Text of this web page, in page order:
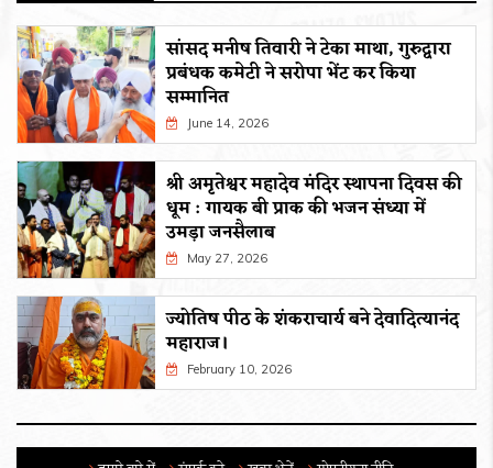
सांसद मनीष तिवारी ने टेका माथा, गुरुद्वारा
प्रबंधक कमेटी ने सरोपा भेंट कर किया
सम्मानित
June 14, 2026
श्री अमृतेश्वर महादेव मंदिर स्थापना दिवस की
धूम : गायक बी प्राक की भजन संध्या में
उमड़ा जनसैलाब
May 27, 2026
ज्योतिष पीठ के शंकराचार्य बने देवादित्यानंद
महाराज।
February 10, 2026